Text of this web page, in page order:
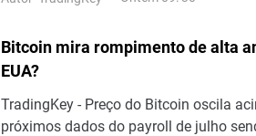
Bitcoin mira rompimento de alta
EUA?
TradingKey - Preço do Bitcoin oscila
próximos dados do payroll de julho